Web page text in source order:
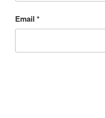
Email *